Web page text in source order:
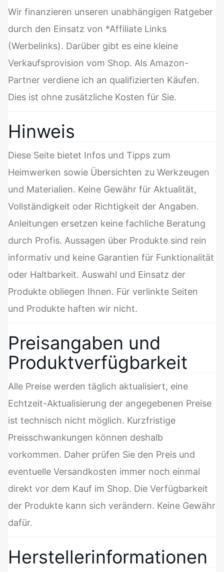
Wir finanzieren unseren unabhängigen Ratgeber
durch den Einsatz von *Affiliate Links
(Werbelinks). Darüber gibt es eine kleine
Verkaufsprovision vom Shop. Als Amazon-
Partner verdiene ich an qualifizierten Käufen.
Dies ist ohne zusätzliche Kosten für Sie.
Hinweis
Diese Seite bietet Infos und Tipps zum
Heimwerken sowie Übersichten zu Werkzeugen
und Materialien. Keine Gewähr für Aktualität,
Vollständigkeit oder Richtigkeit der Angaben.
Anleitungen ersetzen keine fachliche Beratung
durch Profis. Aussagen über Produkte sind rein
informativ und keine Garantien für Funktionalität
oder Haltbarkeit. Auswahl und Einsatz der
Produkte obliegen Ihnen. Für verlinkte Seiten
und Produkte haften wir nicht.
Preisangaben und
Produktverfügbarkeit
Alle Preise werden täglich aktualisiert, eine
Echtzeit-Aktualisierung der angegebenen Preise
ist technisch nicht möglich. Kurzfristige
Preisschwankungen können deshalb
vorkommen. Daher prüfen Sie den Preis und
eventuelle Versandkosten immer noch einmal
direkt vor dem Kauf im Shop. Die Verfügbarkeit
der Produkte kann sich verändern. Keine Gewähr
dafür.
Herstellerinformationen